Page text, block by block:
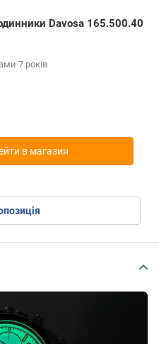
Davosa 165.500.40
7 років
в магазин